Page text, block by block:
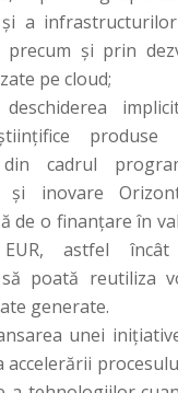
a
precum și prin
pe cloud;
produse
cadrul
și inovare
de o finanțare în
astfel încât
poată reutiliza
generate.
unei
accelerării